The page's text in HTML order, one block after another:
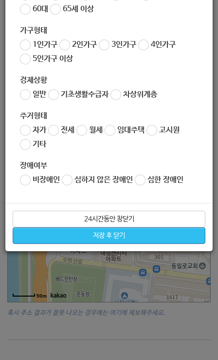
60대
65세 이상
가구형태
1인가구
2인가구 3인가구
4인가구
5인가구 이상
경제상황
일반
기초생활수급자 차상위계층
주거형태
자가
전세 월세 임대주택
고시원
기타
장애여부
비장애인
심하지 않은 장애인 심한 장애인
24시간동안 창닫기
저장 후 닫기
2007open@naver.com
(우) 01614
서울특별시 노원구 동일로 231다길 6 (상계1동/ 열림교회
50m
혹시 주소 결과가 잘못 나오는 경우에는 여기에 제보해주세요.